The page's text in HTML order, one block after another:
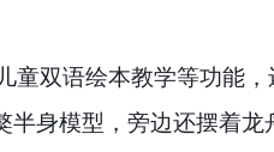
童双语绘本教学等功能
身模型，旁边还摆着